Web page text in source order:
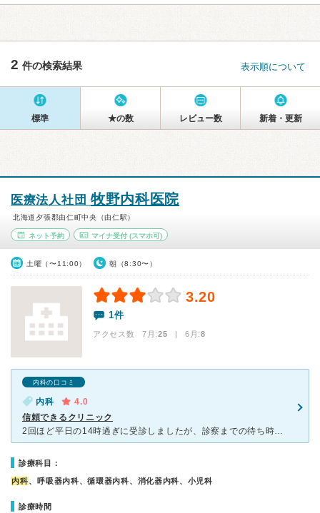
2 件の検索結果 表示順について
標準 ★の数 レビュー数 新着・更新
医療法人社団 牧野内科医院
北海道夕張郡由仁町中央（由仁駅）
ネット予約 マイナ受付(スマホ可)
土曜（〜11:00） 朝（8:30〜）
3.20
1件
アクセス数 7月:25 | 6月:8
内科の口コミ
内科
4.0
信頼できるクリニック
2回ほど平日の14時過ぎに受診しましたが、診察までの待ち時間、会計までの待ち時間合わせて15分程度でした。診察も丁寧で、的確です。看護師さん、受付のスタッフさんもベテランさんのようで、安心出来ました。
診療科目：
内科、呼吸器内科、循環器内科、消化器内科、小児科
診療時間